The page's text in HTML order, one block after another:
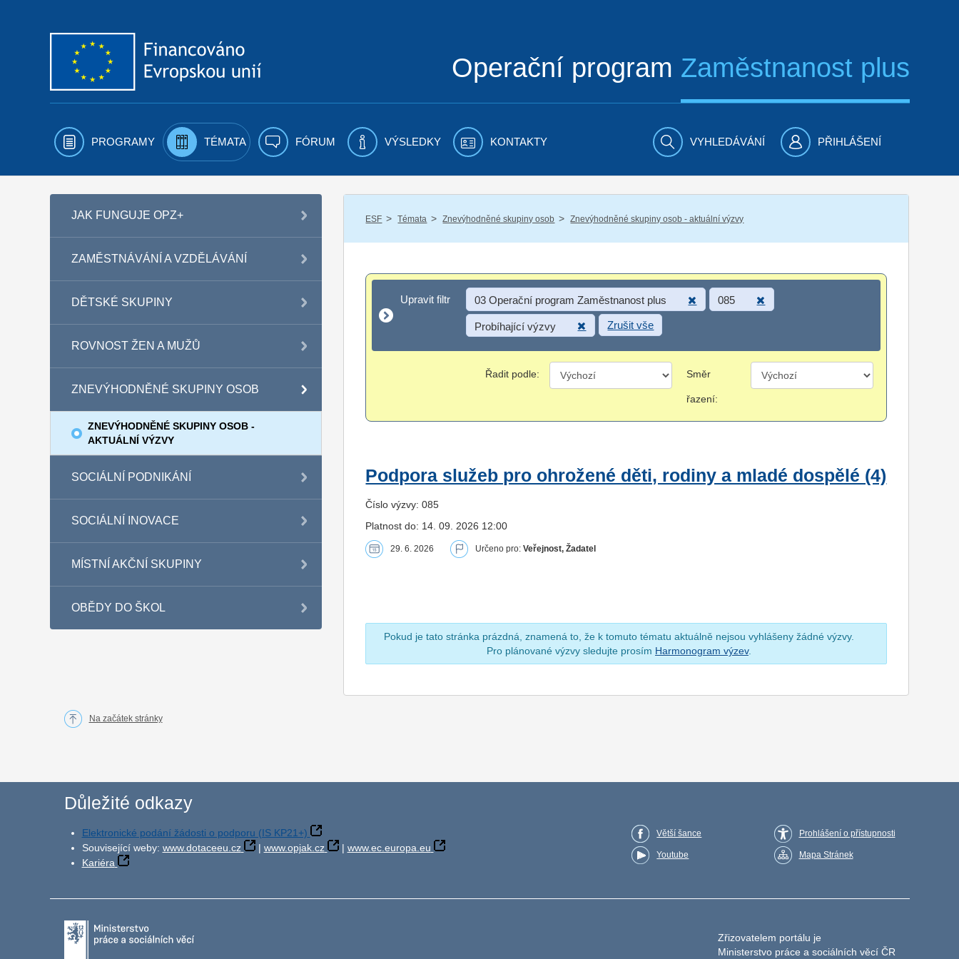
Operační program Zaměstnanost plus
PROGRAMY TÉMATA FÓRUM VÝSLEDKY KONTAKTY VYHLEDÁVÁNÍ PŘIHLÁŠENÍ
JAK FUNGUJE OPZ+
ZAMĚSTNÁVÁNÍ A VZDĚLÁVÁNÍ
DĚTSKÉ SKUPINY
ROVNOST ŽEN A MUŽŮ
ZNEVÝHODNĚNÉ SKUPINY OSOB
ZNEVÝHODNĚNÉ SKUPINY OSOB -
AKTUÁLNÍ VÝZVY
SOCIÁLNÍ PODNIKÁNÍ
SOCIÁLNÍ INOVACE
MÍSTNÍ AKČNÍ SKUPINY
OBĚDY DO ŠKOL
ESF / Témata / Znevýhodněné skupiny osob / Znevýhodněné skupiny osob - aktuální výzvy
Upravit filtr
Upravit filtr 03 Operační program Zaměstnanost plus 085
Probíhající výzvy Zrušit vše
Řadit podle: Směr
řazení:
Podpora služeb pro ohrožené děti, rodiny a mladé dospělé (4)
Číslo výzvy: 085
Platnost do: 14. 09. 2026 12:00
29. 6. 2026 Určeno pro:Veřejnost, Žadatel
Pokud je tato stránka prázdná, znamená to, že k tomuto tématu aktuálně nejsou vyhlášeny žádné výzvy.
Pro plánované výzvy sledujte prosím Harmonogram výzev.
Na začátek stránky
Důležité odkazy
Elektronické podání žádosti o podporu (IS KP21+)
Související weby: www.dotaceeu.cz | www.opjak.cz | www.ec.europa.eu
Kariéra
Větší šance
Youtube
Prohlášení o přístupnosti
Mapa Stránek
Zřizovatelem portálu je
Ministerstvo práce a sociálních věcí ČR